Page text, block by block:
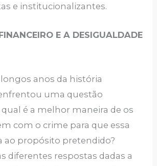
e institucionalizantes.
E A DESIGUALDADE
anos da história
uma questão
é a melhor maneira de os
com o crime para que essa
ao propósito pretendido?
diferentes respostas dadas a